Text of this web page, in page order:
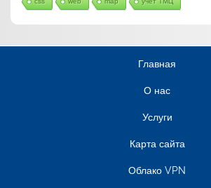
Главная
О нас
Услуги
Карта сайта
Облако VPN